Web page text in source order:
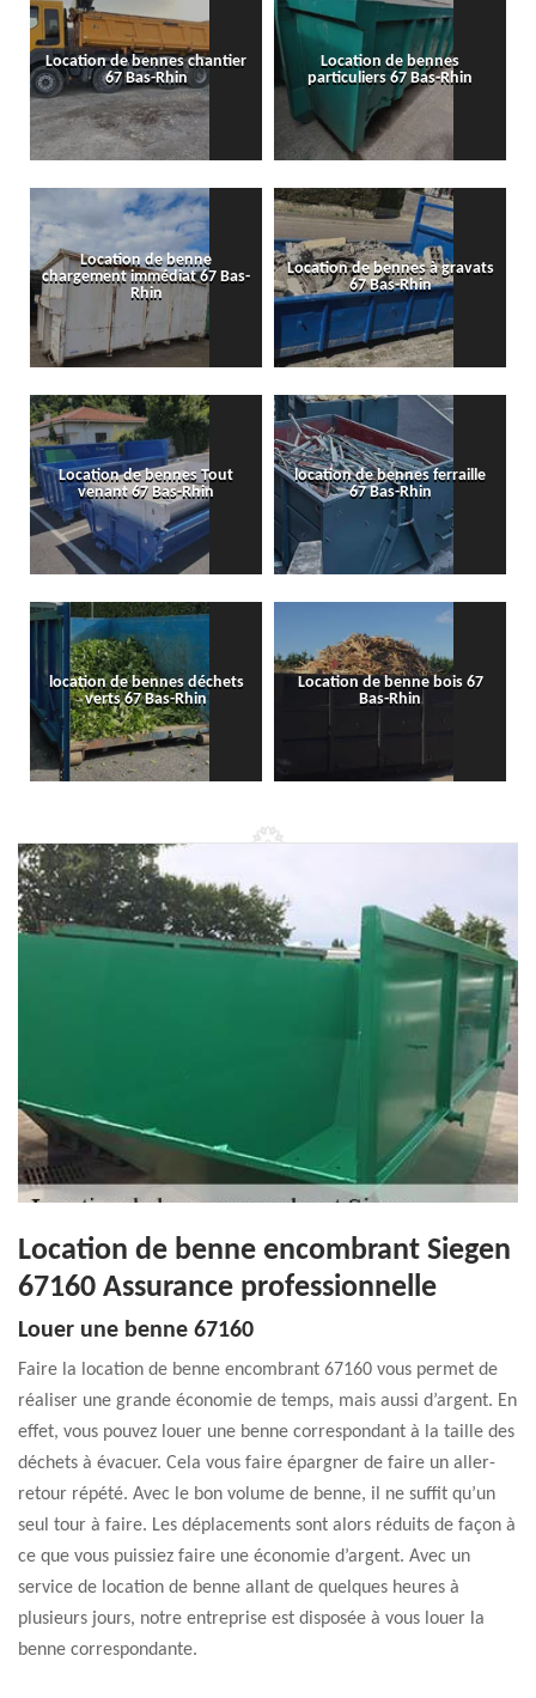
Location de bennes chantier
67 Bas-Rhin
Location de bennes
particuliers 67 Bas-Rhin
Location de benne
chargement immédiat 67 Bas-
Rhin
Location de bennes à gravats
67 Bas-Rhin
Location de bennes Tout
venant 67 Bas-Rhin
location de bennes ferraille
67 Bas-Rhin
location de bennes déchets
verts 67 Bas-Rhin
Location de benne bois 67
Bas-Rhin
Location de benne encombrant Siegen
67160 Assurance professionnelle
Louer une benne 67160
Faire la location de benne encombrant 67160 vous permet de
réaliser une grande économie de temps, mais aussi d’argent. En
effet, vous pouvez louer une benne correspondant à la taille des
déchets à évacuer. Cela vous faire épargner de faire un aller-
retour répété. Avec le bon volume de benne, il ne suffit qu’un
seul tour à faire. Les déplacements sont alors réduits de façon à
ce que vous puissiez faire une économie d’argent. Avec un
service de location de benne allant de quelques heures à
plusieurs jours, notre entreprise est disposée à vous louer la
benne correspondante.